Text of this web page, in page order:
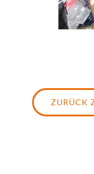
ZURÜCK